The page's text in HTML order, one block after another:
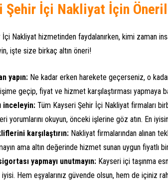
Şehir İçi Nakliyat İçin
Nakliyat hizmetinden faydalanırken, kimi zaman
işte size birkaç altın öneri!
yapın: Ne kadar erken harekete geçerseniz, o
geçip, fiyat ve hizmet karşılaştırması yapmaya
inceleyin: Tüm Kayseri Şehir İçi Nakliyat firmaları
yorumlarını okuyun, önceki işlerine göz atın. En
karşılaştırın: Nakliyat firmalarından alınan
ama altın değerinde hizmet sunan uygun
yapmayı unutmayın: Kayseri içi taşınma
iyisi. Hem eşyalarınız güvende olsun, hem de içiniz